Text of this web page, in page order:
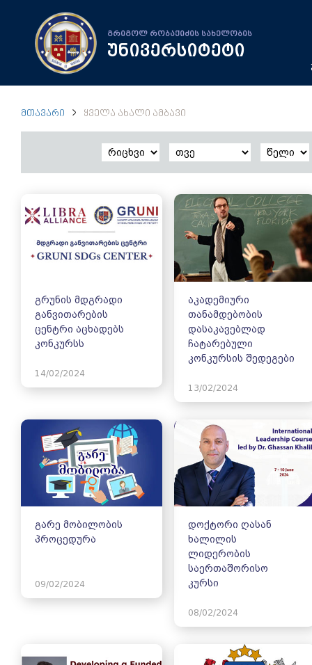
გრიგოლ რობაქიძის სახელობის
უნივერსიტეტი
ᲛᲗᲐᲕᲐᲠᲘ ᲧᲕᲔᲚᲐ ᲐᲮᲐᲚᲘ ᲐᲛᲑᲐᲕᲘ
გრუნის მდგრადი
განვითარების
ცენტრი აცხადებს
კონკურსს
14/02/2024
აკადემიური
თანამდებობის
დასაკავებლად
ჩატარებული
კონკურსის შედეგები
13/02/2024
გარე მობილობის
პროცედურა
09/02/2024
დოქტორი ღასან
ხალილის
ლიდერობის
საერთაშორისო
კურსი
08/02/2024